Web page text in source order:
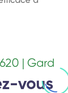
| Gard
vous